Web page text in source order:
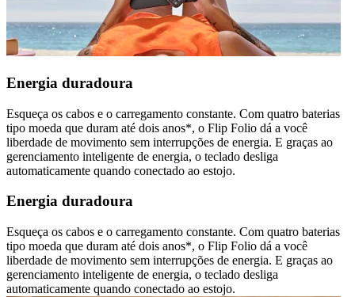
Energia duradoura
Esqueça os cabos e o carregamento constante. Com quatro baterias
tipo moeda que duram até dois anos*, o Flip Folio dá a você
liberdade de movimento sem interrupções de energia. E graças ao
gerenciamento inteligente de energia, o teclado desliga
automaticamente quando conectado ao estojo.
Energia duradoura
Esqueça os cabos e o carregamento constante. Com quatro baterias
tipo moeda que duram até dois anos*, o Flip Folio dá a você
liberdade de movimento sem interrupções de energia. E graças ao
gerenciamento inteligente de energia, o teclado desliga
automaticamente quando conectado ao estojo.